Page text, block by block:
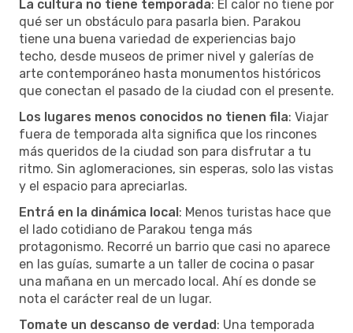
La cultura no tiene temporada: El calor no tiene por
qué ser un obstáculo para pasarla bien. Parakou
tiene una buena variedad de experiencias bajo
techo, desde museos de primer nivel y galerías de
arte contemporáneo hasta monumentos históricos
que conectan el pasado de la ciudad con el presente.
Los lugares menos conocidos no tienen fila: Viajar
fuera de temporada alta significa que los rincones
más queridos de la ciudad son para disfrutar a tu
ritmo. Sin aglomeraciones, sin esperas, solo las vistas
y el espacio para apreciarlas.
Entrá en la dinámica local: Menos turistas hace que
el lado cotidiano de Parakou tenga más
protagonismo. Recorré un barrio que casi no aparece
en las guías, sumarte a un taller de cocina o pasar
una mañana en un mercado local. Ahí es donde se
nota el carácter real de un lugar.
Tomate un descanso de verdad: Una temporada